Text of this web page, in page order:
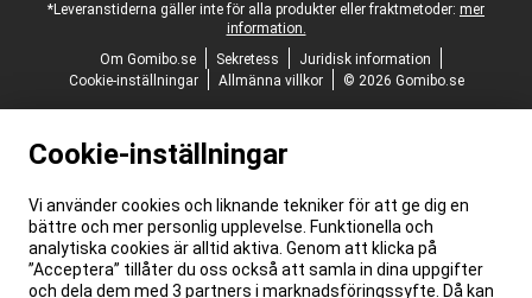
*Leveranstiderna gäller inte för alla produkter eller fraktmetoder: mer
information.
Om Gomibo.se
Sekretess
Juridisk information
Cookie-inställningar
Allmänna villkor © 2026 Gomibo.se
Cookie-inställningar
Vi använder cookies och liknande tekniker för att ge dig en
bättre och mer personlig upplevelse. Funktionella och
analytiska cookies är alltid aktiva. Genom att klicka på
”Acceptera” tillåter du oss också att samla in dina uppgifter
och dela dem med 3 partners i marknadsföringssyfte. Då kan